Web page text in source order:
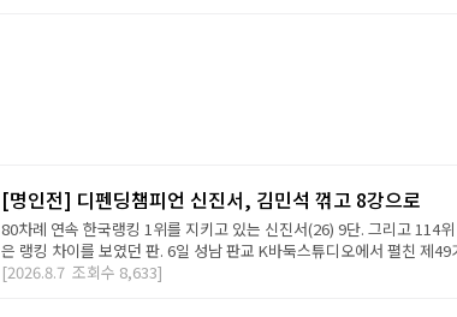
[명인전] 디펜딩챔피언 신진서, 김민석 꺾고 8강으로
80차례 연속 한국랭킹 1위를 지키고 있는 신진서(26) 9단. 그리고 114
은 랭킹 차이를 보였던 판. 6일 성남 판교 K바둑스튜디오에서 펼친 제49
[2026.8.7 조회수 8,633]